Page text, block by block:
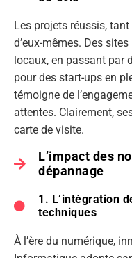
Les projets réussis,
d’eux-mêmes. Des
locaux, en passant par
pour des start-ups en
témoigne de
attentes. Clairement,
carte de visite.
L’impact des
dépannage
1. L’intégration
techniques
À l’ère du numérique,